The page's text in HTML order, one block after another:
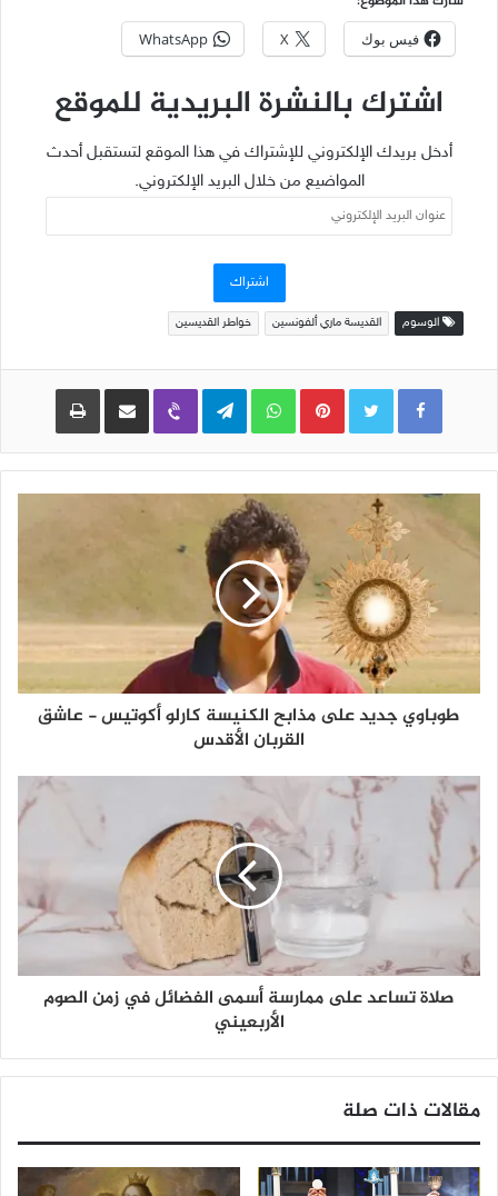
فيس بوك X
WhatsApp
اشترك بالنشرة البريدية للموقع
أدخل بريدك الإلكتروني للإشتراك في هذا الموقع لتستقبل أحدث
المواضيع من خلال البريد الإلكتروني.
عنوان
البريد
اشتراك
الوسوم القديسة ماري ألفونسين خواطر القديسين
Pinterest
WhatsApp
Telegram
Viber مشاركة عبر البريد طباعة
طوباوي جديد على مذابح الكنيسة كارلو أكوتيس - عاشق
القربان الأقدس
صلاة تساعد على ممارسة أسمى الفضائل في زمن الصوم
الأربعيني
مقالات ذات صلة